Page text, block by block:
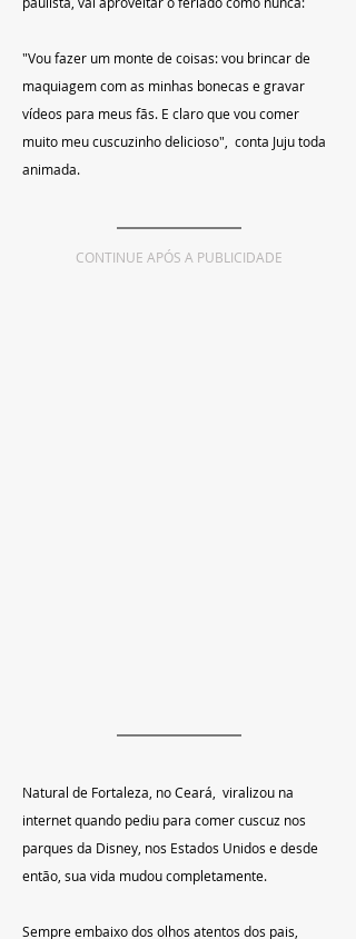
"Vou fazer um monte de coisas: vou brincar de
maquiagem com as minhas bonecas e gravar
vídeos para meus fãs. E claro que vou comer
muito meu cuscuzinho delicioso",  conta Juju toda
animada.
CONTINUE APÓS A PUBLICIDADE
Natural de Fortaleza, no Ceará,  viralizou na
internet quando pediu para comer cuscuz nos
parques da Disney, nos Estados Unidos e desde
então, sua vida mudou completamente.
Sempre embaixo dos olhos atentos dos pais,